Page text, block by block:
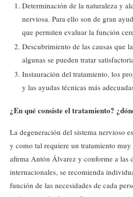
Determinación de la naturaleza y
nerviosa. Para ello son de gran
que permiten evaluar la función
Descubrimiento de las causas que
algunas se pueden tratar
Instauración del tratamiento, los
y las ayudas técnicas más
¿En qué consiste el tratamiento?
La degeneración del sistema nervioso
y como tal requiere un tratamiento muy
afirma Antón Álvarez y conforme a las
internacionales, se recomienda
función de las necesidades de cada